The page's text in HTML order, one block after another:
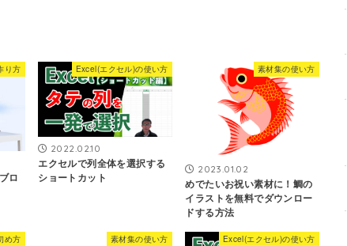
り方
ロ
Excel(エクセル)の使い方
2022.02.10
エクセルで列全体を選択する
ショートカット
素材集の使い方
2023.01.02
めでたいお祝い素材に！鯛の
イラストを無料でダウンロー
ドする方法
め方 素材集の使い方 Excel(エクセル)の使い方